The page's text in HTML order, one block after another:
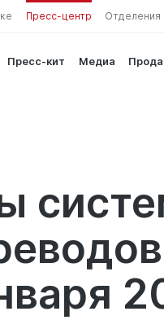
Пресс-центр Отделения
Пресс-кит Медиа